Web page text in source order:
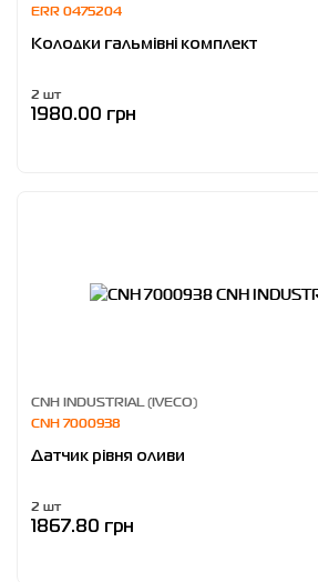
ERR 0475204
Колодки гальмівні комплект
2 шт
1980.00 грн
CNH INDUSTRIAL (IVECO)
CNH 7000938
Датчик рівня оливи
2 шт
1867.80 грн